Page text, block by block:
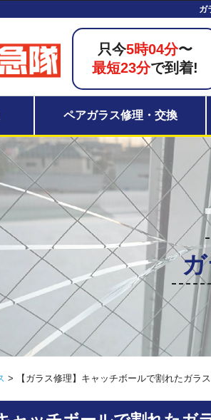
ガ
只今5時04分〜
最短23分で到着!
ペアガラス修理・交換
> 【ガラス修理】キャッチボールで割れたガラス